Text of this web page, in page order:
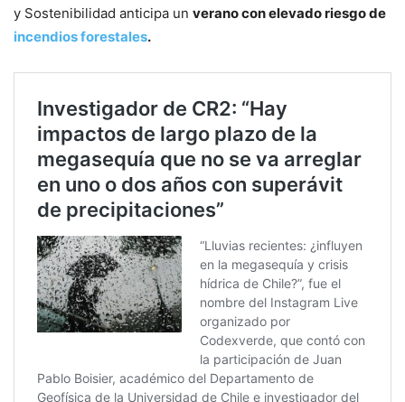
y Sostenibilidad anticipa un verano con elevado riesgo de
incendios forestales.